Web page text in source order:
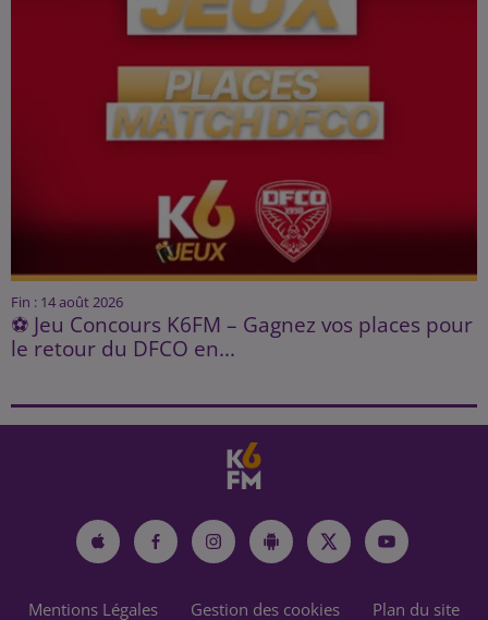
Fin : 14 août 2026
⚽ Jeu Concours K6FM – Gagnez vos places pour
le retour du DFCO en...
Mentions Légales Gestion des cookies Plan du site